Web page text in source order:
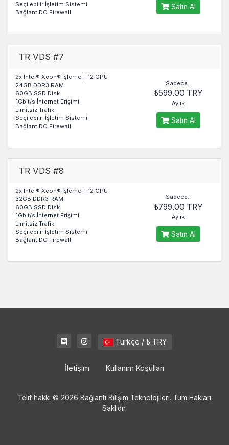
Seçilebilir İşletim Sistemi
BağlantıDC Firewall
Satın Al
TR VDS #7
2x Intel® Xeon® İşlemci | 12 CPU
24GB DDR3 RAM
60GB SSD Disk
1Gbit/s İnternet Erişimi
Limitsiz Trafik
Seçilebilir İşletim Sistemi
BağlantıDC Firewall
Sadece..
₺599.00 TRY
Aylık
Satın Al
TR VDS #8
2x Intel® Xeon® İşlemci | 12 CPU
32GB DDR3 RAM
60GB SSD Disk
1Gbit/s İnternet Erişimi
Limitsiz Trafik
Seçilebilir İşletim Sistemi
BağlantıDC Firewall
Sadece..
₺799.00 TRY
Aylık
Satın Al
Türkçe / ₺ TRY
İletişim Kullanım Koşulları
Telif hakkı © 2026 Bağlantı Bilişim Teknolojileri. Tüm Hakları
Saklıdır.